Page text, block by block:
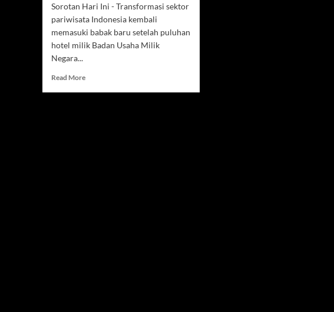
Sorotan Hari Ini - Transformasi sektor
pariwisata Indonesia kembali
memasuki babak baru setelah puluhan
hotel milik Badan Usaha Milik
Negara...
Read MoreRead